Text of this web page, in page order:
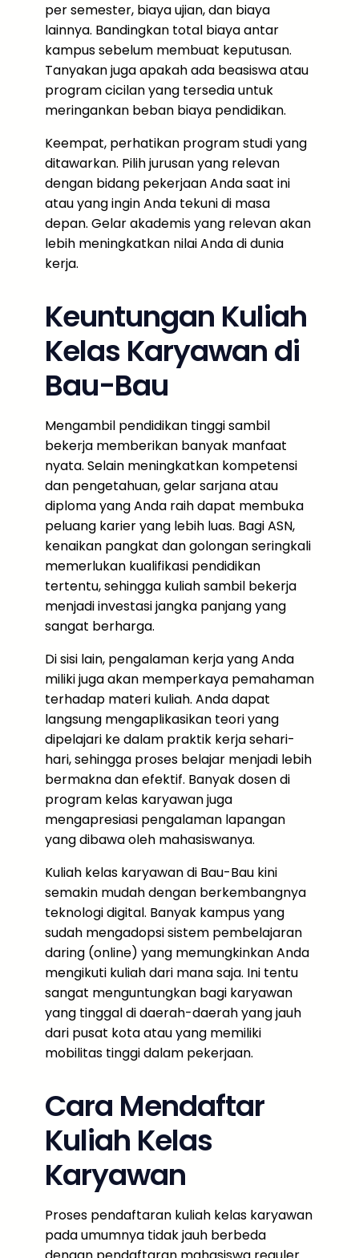
per semester, biaya ujian, dan biaya
lainnya. Bandingkan total biaya antar
kampus sebelum membuat keputusan.
Tanyakan juga apakah ada beasiswa atau
program cicilan yang tersedia untuk
meringankan beban biaya pendidikan.
Keempat, perhatikan program studi yang
ditawarkan. Pilih jurusan yang relevan
dengan bidang pekerjaan Anda saat ini
atau yang ingin Anda tekuni di masa
depan. Gelar akademis yang relevan akan
lebih meningkatkan nilai Anda di dunia
kerja.
Keuntungan Kuliah
Kelas Karyawan di
Bau-Bau
Mengambil pendidikan tinggi sambil
bekerja memberikan banyak manfaat
nyata. Selain meningkatkan kompetensi
dan pengetahuan, gelar sarjana atau
diploma yang Anda raih dapat membuka
peluang karier yang lebih luas. Bagi ASN,
kenaikan pangkat dan golongan seringkali
memerlukan kualifikasi pendidikan
tertentu, sehingga kuliah sambil bekerja
menjadi investasi jangka panjang yang
sangat berharga.
Di sisi lain, pengalaman kerja yang Anda
miliki juga akan memperkaya pemahaman
terhadap materi kuliah. Anda dapat
langsung mengaplikasikan teori yang
dipelajari ke dalam praktik kerja sehari-
hari, sehingga proses belajar menjadi lebih
bermakna dan efektif. Banyak dosen di
program kelas karyawan juga
mengapresiasi pengalaman lapangan
yang dibawa oleh mahasiswanya.
Kuliah kelas karyawan di Bau-Bau kini
semakin mudah dengan berkembangnya
teknologi digital. Banyak kampus yang
sudah mengadopsi sistem pembelajaran
daring (online) yang memungkinkan Anda
mengikuti kuliah dari mana saja. Ini tentu
sangat menguntungkan bagi karyawan
yang tinggal di daerah-daerah yang jauh
dari pusat kota atau yang memiliki
mobilitas tinggi dalam pekerjaan.
Cara Mendaftar
Kuliah Kelas
Karyawan
Proses pendaftaran kuliah kelas karyawan
pada umumnya tidak jauh berbeda